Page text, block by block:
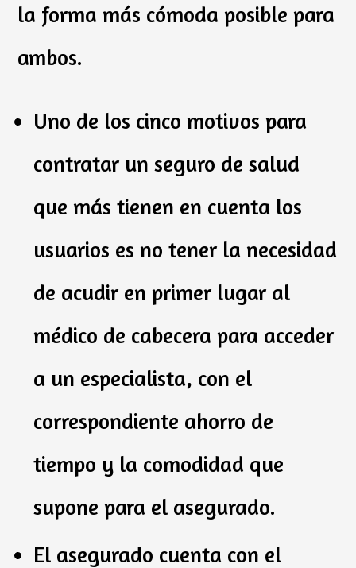
la forma más cómoda posible para
ambos.
Uno de los cinco motivos para
contratar un seguro de salud
que más tienen en cuenta los
usuarios es no tener la necesidad
de acudir en primer lugar al
médico de cabecera para acceder
a un especialista, con el
correspondiente ahorro de
tiempo y la comodidad que
supone para el asegurado.
El asegurado cuenta con el